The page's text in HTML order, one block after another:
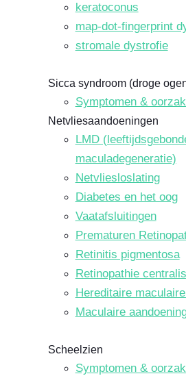
keratoconus
map-dot-fingerprint
stromale dystrofie
Sicca syndroom (droge
Symptomen &
Netvliesaandoeningen
LMD
maculadegeneratie)
Netvliesloslating
Diabetes en het oog
Vaatafsluitingen
Prematuren
Retinitis pigmentosa
Retinopathie
Hereditaire
Maculaire
Scheelzien
Symptomen &